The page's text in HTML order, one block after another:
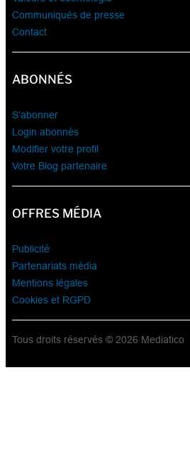
Communiqués de presse
Contact
ABONNÉS
S’abonner
Login abonnés
Modifier votre profil
Votre Blog partenaire
OFFRES MÉDIA
Publicité
Partenariats média
Mentions légales
Cookies et RGPD
Tous droits réservés © 2026 Mediatico